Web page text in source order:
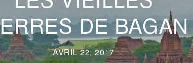
DE BAGAN
AVRIL 22, 2017